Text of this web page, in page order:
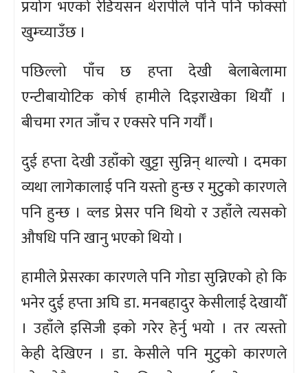
प्रयोग भएको रेडियसन थेरापीले पनि पनि फोक्सो
खुम्च्याउँछ ।
पछिल्लो पाँच छ हप्ता देखी बेलाबेलामा
एन्टीबायोटिक कोर्ष हामीले दिइराखेका थियौँ ।
बीचमा रगत जाँच र एक्सरे पनि गर्यौँ ।
दुई हप्ता देखी उहाँको खुट्टा सुन्निन् थाल्यो । दमका
व्यथा लागेकालाई पनि यस्तो हुन्छ र मुटुको कारणले
पनि हुन्छ । व्लड प्रेसर पनि थियो र उहाँले त्यसको
औषधि पनि खानु भएको थियो ।
हामीले प्रेसरका कारणले पनि गोडा सुन्निएको हो कि
भनेर दुई हप्ता अघि डा. मनबहादुर केसीलाई देखायौँ
। उहाँले इसिजी इको गरेर हेर्नु भयो । तर त्यस्तो
केही देखिएन । डा. केसीले पनि मुटुको कारणले